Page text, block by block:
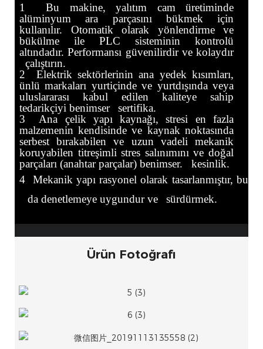
1
Bu makine, yalıtım cam üretiminde
alüminyum ara parçasını bükmek için
kullanılır. Otomatik olarak yönlendirme ve
bükülme ile PLC sisteminin kontrolü
altındadır. Performansı güvenilirdir ve kolaydır
çalıştırın.
2
Elektrik sektörlerinin ana yedek kısımları,
ünlü markaları yurtiçinde ve yurtdışında veya
uluslararası kabul edilen kaliteye sahip
tedarikçiyi benimser
sertifika.
3
Ana çelik yapı kaynağı, stresi en fazla
malzemenin kendisinde ve kaynak noktasında
serbest bırakabilen ve uzun vadeli mekanik
koruyabilen titreşimli stres salınımını ve doğal
parçaları (anahtar parçalar) benimser.
kesinlik.
4
Mekanik yapı rasyonel olarak tasarlanmıştır, bu
da denetlemeye uygundur ve
sürdürmek.
Ürün Fotoğrafı